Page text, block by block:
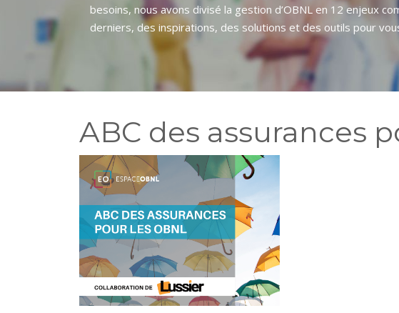
besoins, nous avons divisé la gestion d’OBNL en 12 enjeux
derniers, des inspirations, des solutions et des outils pour
ABC des assurances